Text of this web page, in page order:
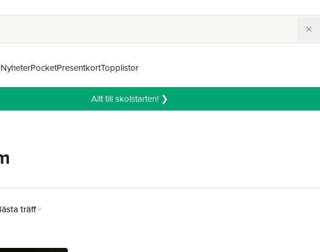
NyheterPocketPresentkortTopplistor
Allt till skolstarten! ❯
träff